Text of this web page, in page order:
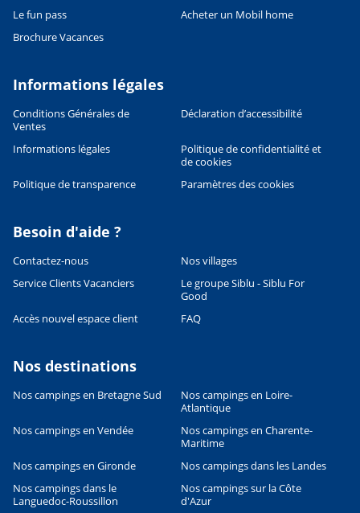
Le fun pass
Acheter un Mobil home
Brochure Vacances
Informations légales
Conditions Générales de
Ventes
Déclaration d’accessibilité
Informations légales
Politique de confidentialité et
de cookies
Politique de transparence
Paramètres des cookies
Besoin d'aide ?
Contactez-nous
Nos villages
Service Clients Vacanciers
Le groupe Siblu - Siblu For
Good
Accès nouvel espace client
FAQ
Nos destinations
Nos campings en Bretagne Sud
Nos campings en Loire-
Atlantique
Nos campings en Vendée
Nos campings en Charente-
Maritime
Nos campings en Gironde
Nos campings dans les Landes
Nos campings dans le
Languedoc-Roussillon
Nos campings sur la Côte
d'Azur